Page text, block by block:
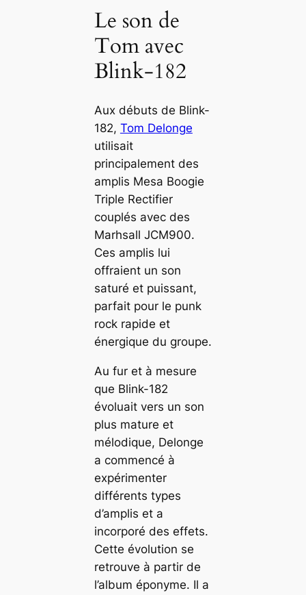
Le son de
Tom avec
Blink-182
Aux débuts de Blink-
182, Tom Delonge
utilisait
principalement des
amplis Mesa Boogie
Triple Rectifier
couplés avec des
Marhsall JCM900.
Ces amplis lui
offraient un son
saturé et puissant,
parfait pour le punk
rock rapide et
énergique du groupe.
Au fur et à mesure
que Blink-182
évoluait vers un son
plus mature et
mélodique, Delonge
a commencé à
expérimenter
différents types
d’amplis et a
incorporé des effets.
Cette évolution se
retrouve à partir de
l’album éponyme. Il a